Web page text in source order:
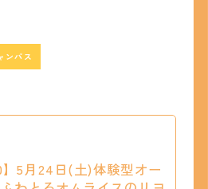
ンパス
】5月24日(土)体験型オー